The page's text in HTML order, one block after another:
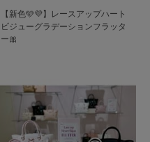
【新色🩵💜】レースアップハート
ビジューグラデーションフラッタ
ー🎀